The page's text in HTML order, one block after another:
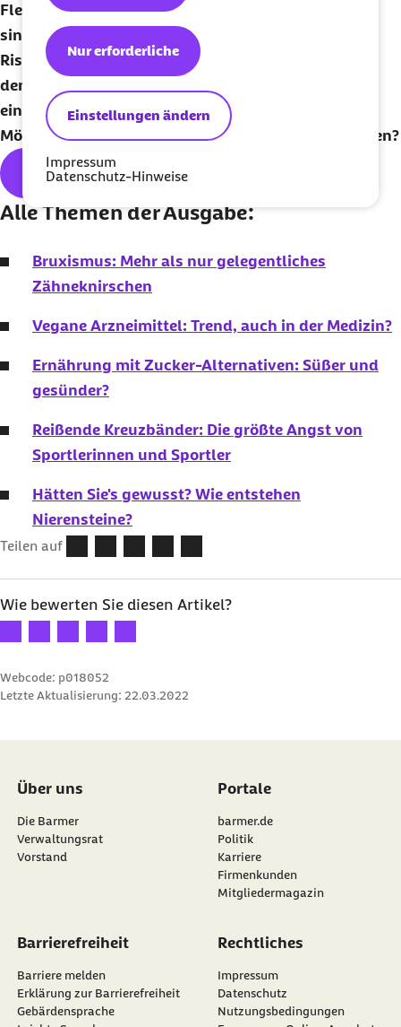
Einstellungen ändern
Nur erforderliche
Impressum
Datenschutz-Hinweise
Fleisch. Welche vorbeugenden Maßnahmen
sinnvoll sind, hängt auch vom persönlichen
Risiko für Nierensteine ab. Hierzu ist es sinnvoll,
den Rat von einer Ärztin oder einem Arzt
einzuholen.
Möchten Sie unseren Newsletter regelmäßig erhalten?
Hier geht's zum kostenlosen
Alle Themen der Ausgabe:
Bruxismus: Mehr als nur gelegentliches
Zähneknirschen
Vegane Arzneimittel: Trend, auch in der Medizin?
Ernährung mit Zucker-Alternativen: Süßer und
gesünder?
Reißende Kreuzbänder: Die größte Angst von
Sportlerinnen und Sportler
Hätten Sie's gewusst? Wie entstehen
Nierensteine?
Teilen auf
Wie bewerten Sie diesen Artikel?
Ihre Bewertung: 1 Stern
Ihre Bewertung: 2 Sterne
Ihre Bewertung: 3 Sterne
Ihre Bewertung: 4 Sterne
Ihre Bewertung: 5 Sterne
Webcode: p018052
Letzte Aktualisierung: 22.03.2022
Über uns
Die Barmer
Verwaltungsrat
Vorstand
Portale
barmer.de
Politik
Karriere
Firmenkunden
Mitgliedermagazin
Barrierefreiheit
Barriere melden
Erklärung zur Barrierefreiheit
Gebärdensprache
Rechtliches
Impressum
Datenschutz
Nutzungsbedingungen